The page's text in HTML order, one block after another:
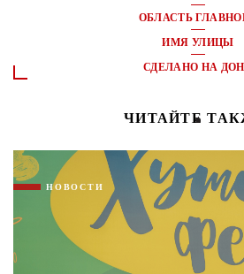
ОБЛАСТЬ
ИМЯ УЛИЦЫ
СДЕЛАНО НА
ЧИТАЙТЕ
НОВОСТИ